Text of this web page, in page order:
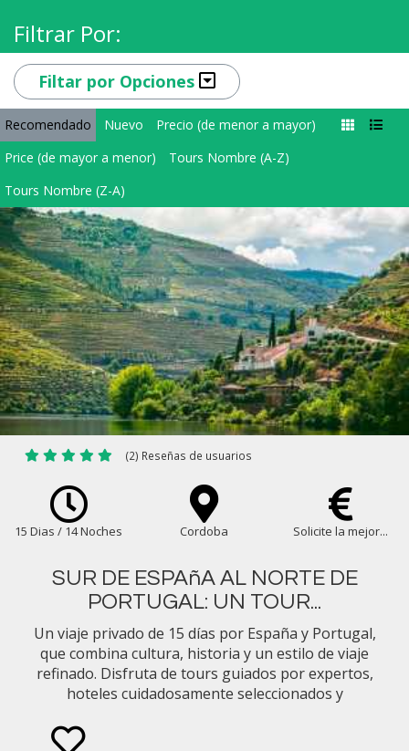
Filtrar Por:
Filtar por Opciones
Recomendado Nuevo
Precio (de menor a mayor)
Price (de mayor a menor)
Tours Nombre (A-Z)
Tours Nombre (Z-A)
(2) Reseñas de usuarios
15 Dias / 14 Noches Cordoba Solicite la mejor...
SUR DE ESPAñA AL NORTE DE
PORTUGAL: UN TOUR...
Un viaje privado de 15 días por España y Portugal,
que combina cultura, historia y un estilo de viaje
refinado. Disfruta de tours guiados por expertos,
hoteles cuidadosamente seleccionados y
y el valle del Duero, todo perfectamente